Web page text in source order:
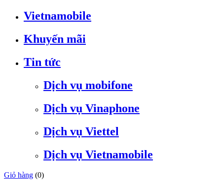
Vietnamobile
Khuyến mãi
Tin tức
Dịch vụ mobifone
Dịch vụ Vinaphone
Dịch vụ Viettel
Dịch vụ Vietnamobile
Giỏ hàng (0)